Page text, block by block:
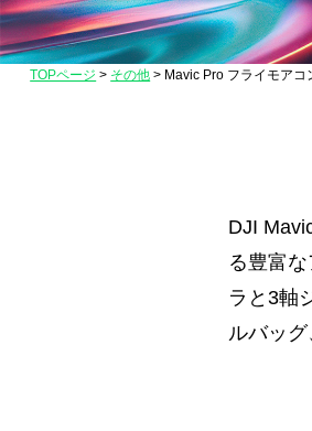
TOPページ > その他 > Mavic Pro フライモアコ
DJI
る豊富
ラと3軸
ルバッ